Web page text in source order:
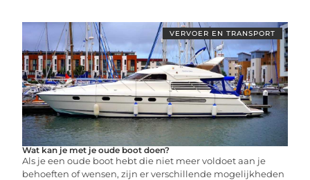
VERVOER EN TRANSPORT
Wat kan je met je oude boot doen?
Als je een oude boot hebt die niet meer voldoet aan je
behoeften of wensen, zijn er verschillende mogelijkheden